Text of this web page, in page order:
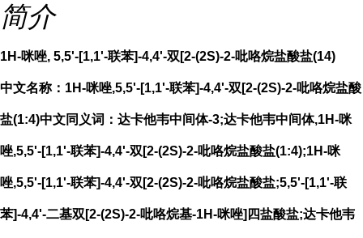
简介
1H-咪唑, 5,5'-[1,1'-联苯]-4,4'-双[2-(2S)-2-吡咯烷盐酸盐(14)
中文名称：1H-咪唑,5,5'-[1,1'-联苯]-4,4'-双[2-(2S)-2-吡咯烷盐酸
盐(1:4)中文同义词：达卡他韦中间体-3;达卡他韦中间体,1H-咪
唑,5,5'-[1,1'-联苯]-4,4'-双[2-(2S)-2-吡咯烷盐酸盐(1:4);1H-咪
唑,5,5'-[1,1'-联苯]-4,4'-双[2-(2S)-2-吡咯烷盐酸盐;5,5'-[1,1'-联
苯]-4,4'-二基双[2-(2S)-2-吡咯烷基-1H-咪唑]四盐酸盐;达卡他韦